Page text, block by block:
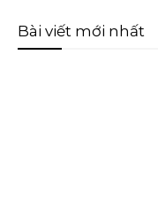
Bài viết mới nhất